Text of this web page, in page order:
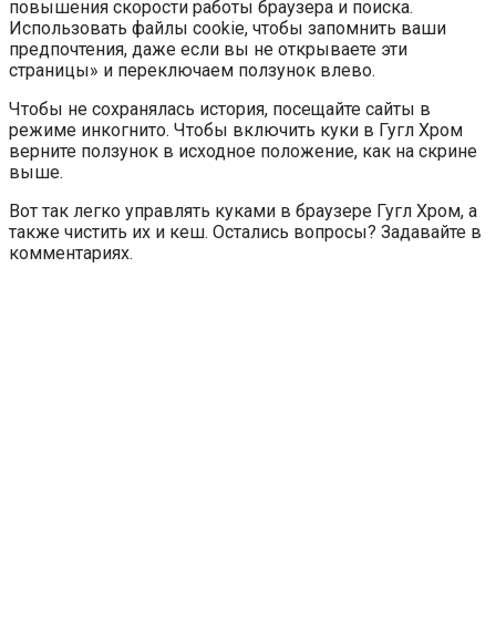
повышения скорости работы браузера и поиска.
Использовать файлы cookie, чтобы запомнить ваши
предпочтения, даже если вы не открываете эти
страницы» и переключаем ползунок влево.
Чтобы не сохранялась история, посещайте сайты в
режиме инкогнито. Чтобы включить куки в Гугл Хром
верните ползунок в исходное положение, как на скрине
выше.
Вот так легко управлять куками в браузере Гугл Хром, а
также чистить их и кеш. Остались вопросы? Задавайте в
комментариях.